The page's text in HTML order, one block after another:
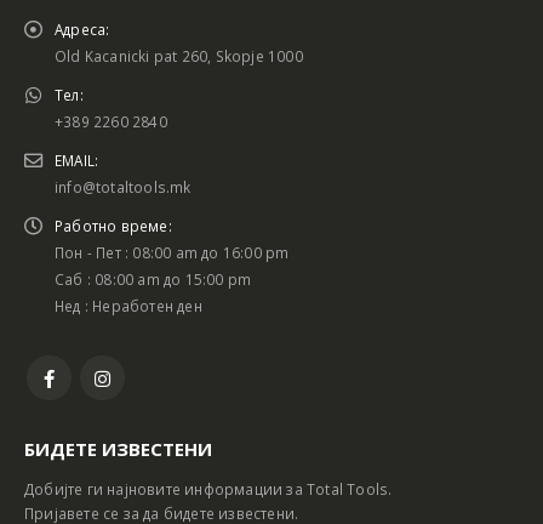
Адреса:
Old Kacanicki pat 260, Skopje 1000
Тел:
+389 2260 2840
EMAIL:
info@totaltools.mk
Работно време:
Пон - Пет : 08:00 am до 16:00 pm
Саб : 08:00 am до 15:00 pm
Нед : Неработен ден
БИДЕТЕ ИЗВЕСТЕНИ
Добијте ги најновите информации за Total Tools.
Пријавете се за да бидете известени.